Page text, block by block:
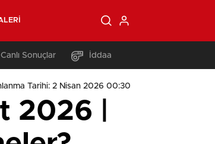
Canlı Sonuçlar İddaa
Tarihi: 2 Nisan 2026 00:30
2026 |